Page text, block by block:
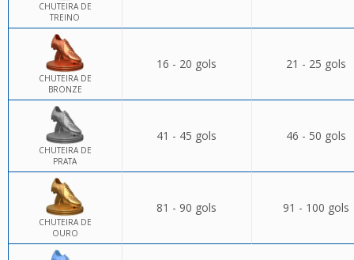
CHUTEIRA DE
TREINO
CHUTEIRA DE
BRONZE
16 - 20 gols 21 - 25 gols
CHUTEIRA DE
PRATA
41 - 45 gols 46 - 50 gols
CHUTEIRA DE
OURO
81 - 90 gols 91 - 100 gols